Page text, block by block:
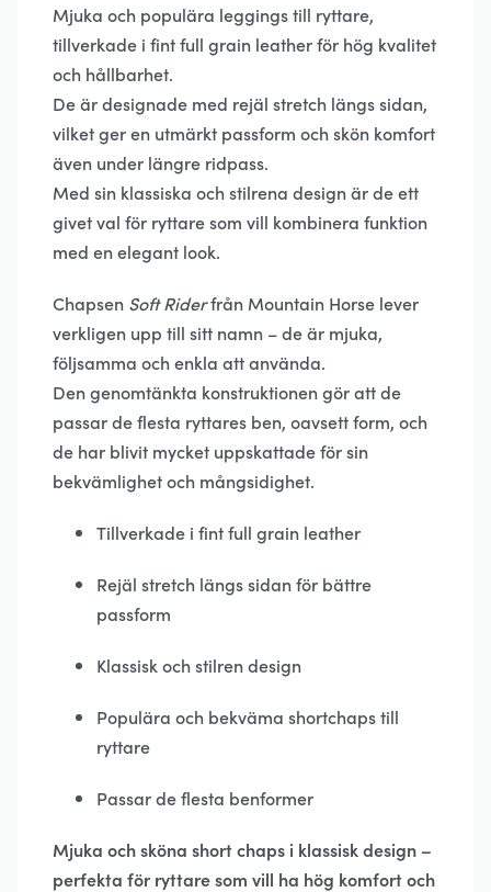
Mjuka och populära leggings till ryttare,
tillverkade i fint full grain leather för hög kvalitet
och hållbarhet.
De är designade med rejäl stretch längs sidan,
vilket ger en utmärkt passform och skön komfort
även under längre ridpass.
Med sin klassiska och stilrena design är de ett
givet val för ryttare som vill kombinera funktion
med en elegant look.
Chapsen Soft Riderfrån Mountain Horse lever
verkligen upp till sitt namn – de är mjuka,
följsamma och enkla att använda.
Den genomtänkta konstruktionen gör att de
passar de flesta ryttares ben, oavsett form, och
de har blivit mycket uppskattade för sin
bekvämlighet och mångsidighet.
Tillverkade i fint full grain leather
Rejäl stretch längs sidan för bättre
passform
Klassisk och stilren design
Populära och bekväma shortchaps till
ryttare
Passar de flesta benformer
Mjuka och sköna short chaps i klassisk design –
perfekta för ryttare som vill ha hög komfort och